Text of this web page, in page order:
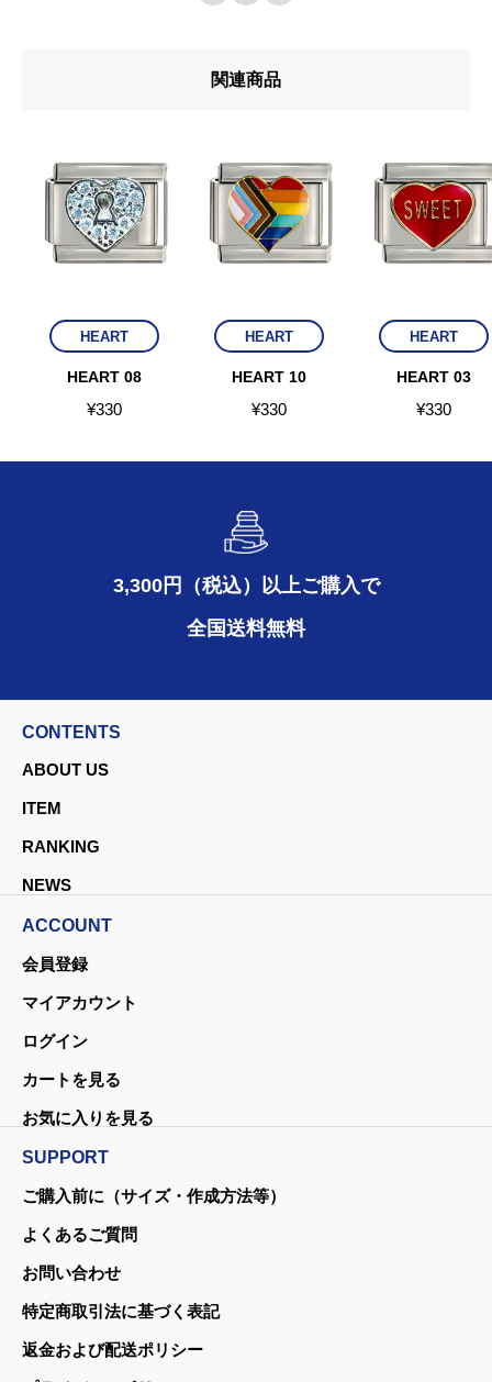
関連商品
HEART
HEART 08
¥330
HEART
HEART 10
¥330
HEART
HEART 03
¥330
3,300円（税込）以上ご購入で
全国送料無料
CONTENTS
ABOUT US
ITEM
RANKING
NEWS
ACCOUNT
会員登録
マイアカウント
ログイン
カートを見る
お気に入りを見る
SUPPORT
ご購入前に（サイズ・作成方法等）
よくあるご質問
お問い合わせ
特定商取引法に基づく表記
返金および配送ポリシー